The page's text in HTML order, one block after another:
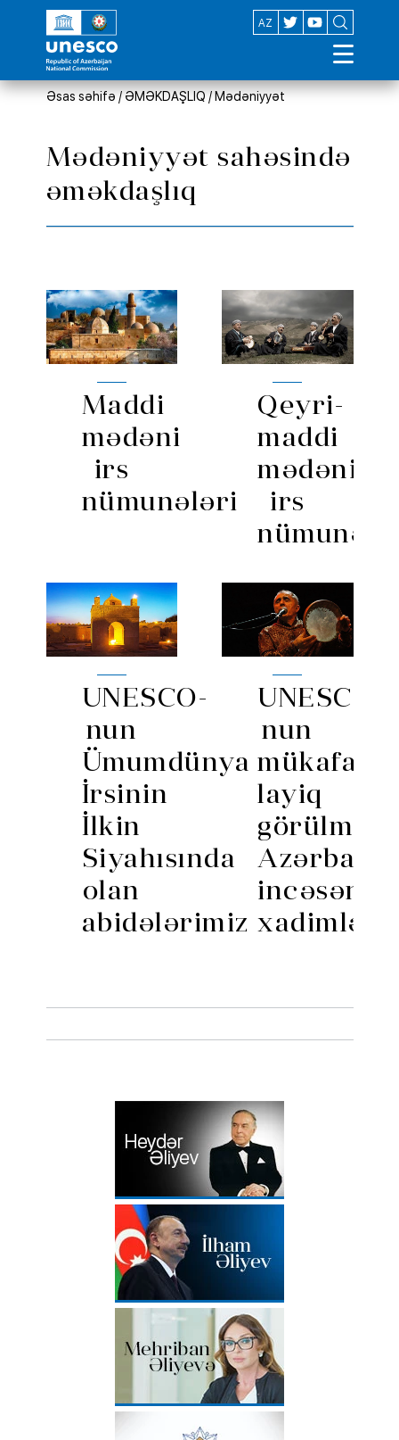
AZ
EN
Əsas səhifə / ƏMƏKDAŞLIQ / Mədəniyyət
Mədəniyyət sahəsində
əməkdaşlıq
Maddi
mədəni
irs
nümunələri
Qeyri-
maddi
mədəni
irs
UNESCO-
nun
Ümumdünya
İrsinin
İlkin
Siyahısında
olan
abidələrimiz
UNESCO-
nun
layiq
görülmüş
incəsənət
xadimləri